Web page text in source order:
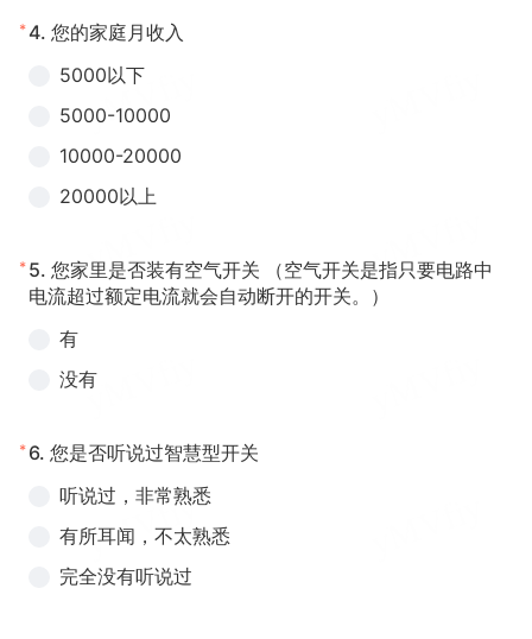
* 4. 您的家庭月收入
5000以下
5000-10000
10000-20000
20000以上
* 5. 您家里是否装有空气开关 （空气开关是指只要电路中
电流超过额定电流就会自动断开的开关。）
有
没有
* 6. 您是否听说过智慧型开关
听说过，非常熟悉
有所耳闻，不太熟悉
完全没有听说过